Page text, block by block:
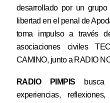
desarrollado por un
libertad en el penal de
toma impulso a través
asociaciones civiles
CAMINO, junto a RADIO
RADIO PIMPIS busca
experiencias,